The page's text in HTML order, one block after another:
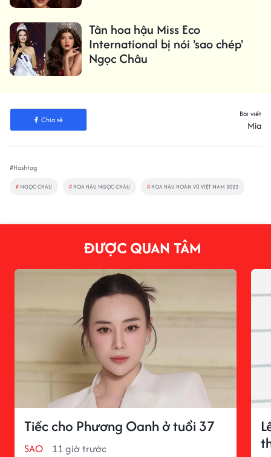
Tân hoa hậu Miss Eco
International bị nói 'sao chép'
Ngọc Châu
Chia sẻ
Bài viết
Mia
#Hashtag
# NGỌC CHÂU # HOA HẬU NGỌC CHÂU # HOA HẬU HOÀN VŨ VIỆT NAM 2022
ĐƯỢC QUAN TÂM
Tiếc cho Phương Oanh ở tuổi 37
SAO 11 giờ trước